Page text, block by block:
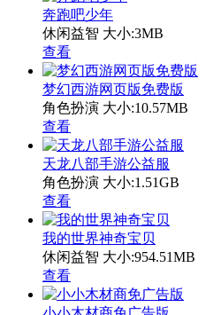
奔跑吧少年
休闲益智 大小:3MB
查看
梦幻西游网页版免费版
角色扮演 大小:10.57MB
查看
天龙八部手游公益服
角色扮演 大小:1.51GB
查看
我的世界神奇宝贝
休闲益智 大小:954.51MB
查看